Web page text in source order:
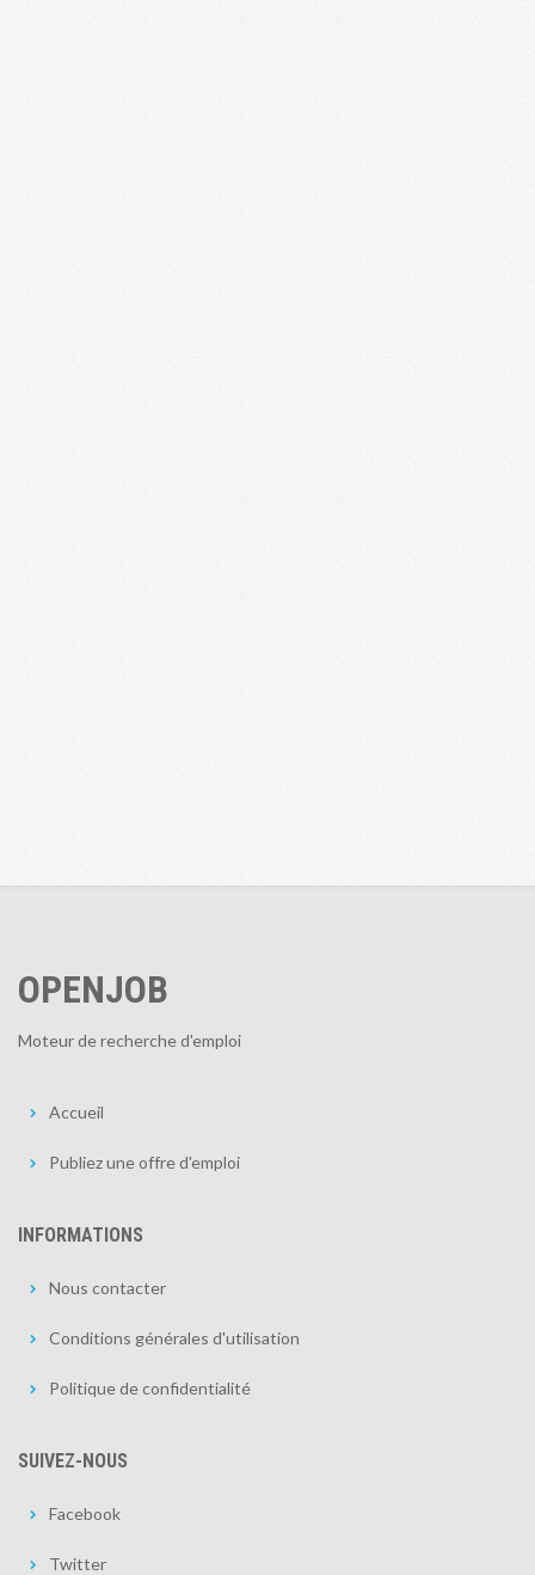
OPENJOB
Moteur de recherche d'emploi
Accueil
Publiez une offre d'emploi
INFORMATIONS
Nous contacter
Conditions générales d'utilisation
Politique de confidentialité
SUIVEZ-NOUS
Facebook
Twitter